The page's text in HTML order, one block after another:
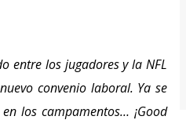
entre los jugadores y la NFL
convenio laboral. Ya se
los campamentos… ¡Good